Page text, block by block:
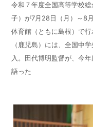
令和７年度全国高等学校
子）が7月 28日（月）～8
体育館（ともに島根）で
（鹿児島）には、全国中
入。田代博明監督が、今
語った